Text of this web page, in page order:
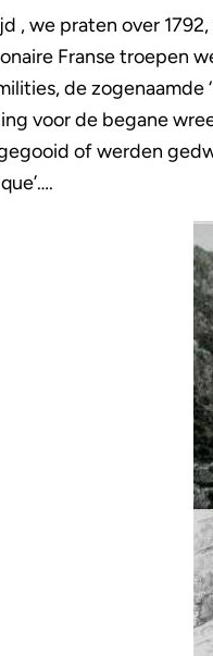
, we praten over
Franse troepen
de
voor de begane
of werden